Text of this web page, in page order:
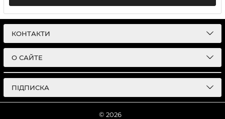
КОНТАКТИ
О САЙТЕ
ПІДПИСКА
© 2026